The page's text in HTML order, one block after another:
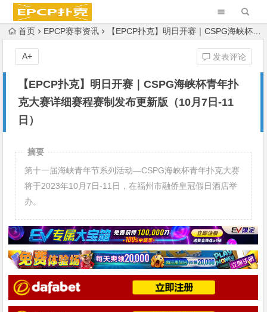
首页 EPCP赛事资讯 【EPCP扑克】明日开赛｜CSPG海峡杯青年扑克大赛详细赛程赛制发布更新版（10月7日-11日）
【EPCP扑克】明日开赛｜CSPG海峡杯青年扑
克大赛详细赛程赛制发布更新版（10月7日-11
日）
发表评论
A+
摘要
第十一届海峡青年节系列活动—CSPG海峡杯青年扑克大赛
将于2023年10月7日-11日，在福州市融侨皇冠假日酒店举
办。